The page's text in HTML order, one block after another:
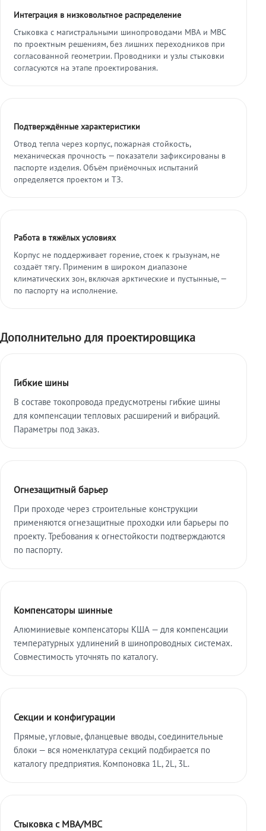
Интеграция в низковольтное распределение
Стыковка с магистральными шинопроводами МВА и МВС
по проектным решениям, без лишних переходников при
согласованной геометрии. Проводники и узлы стыковки
согласуются на этапе проектирования.
Подтверждённые характеристики
Отвод тепла через корпус, пожарная стойкость,
механическая прочность — показатели зафиксированы в
паспорте изделия. Объём приёмочных испытаний
определяется проектом и ТЗ.
Работа в тяжёлых условиях
Корпус не поддерживает горение, стоек к грызунам, не
создаёт тягу. Применим в широком диапазоне
климатических зон, включая арктические и пустынные, —
по паспорту на исполнение.
Дополнительно для проектировщика
Гибкие шины
В составе токопровода предусмотрены гибкие шины
для компенсации тепловых расширений и вибраций.
Параметры под заказ.
Огнезащитный барьер
При проходе через строительные конструкции
применяются огнезащитные проходки или барьеры по
проекту. Требования к огнестойкости подтверждаются
по паспорту.
Компенсаторы шинные
Алюминиевые компенсаторы КША — для компенсации
температурных удлинений в шинопроводных системах.
Совместимость уточнять по каталогу.
Секции и конфигурации
Прямые, угловые, фланцевые вводы, соединительные
блоки — вся номенклатура секций подбирается по
каталогу предприятия. Компоновка 1L, 2L, 3L.
Стыковка с МВА/МВС